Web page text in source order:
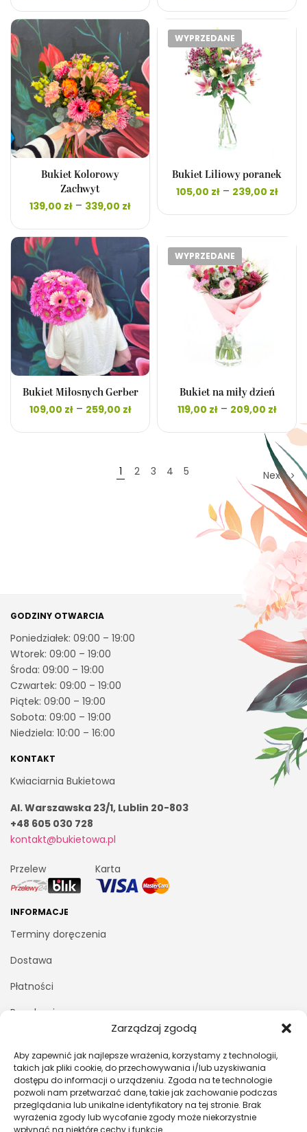
Zarządzaj zgodą
Aby zapewnić jak najlepsze wrażenia, korzystamy z technologii,
takich jak pliki cookie, do przechowywania i/lub uzyskiwania
dostępu do informacji o urządzeniu. Zgoda na te technologie
pozwoli nam przetwarzać dane, takie jak zachowanie podczas
przeglądania lub unikalne identyfikatory na tej stronie. Brak
wyrażenia zgody lub wycofanie zgody może niekorzystnie
wpłynąć na niektóre cechy i funkcje.
129,00 zł
do
309,00 zł
Bukiet Kolorowy
Zachwyt
139,00 zł – 339,00 zł Zakres
cen: od
139,00 zł
do
339,00 zł
WYPRZEDANE
Bukiet Liliowy poranek
105,00 zł – 239,00 zł
Bukiet Miłosnych Gerber
109,00 zł – 259,00 zł
109,00 zł
WYPRZEDANE
Bukiet na miły dzień
119,00 zł – 209,00 zł
do
1 2 3 4 5 Next
GODZINY OTWARCIA
Poniedziałek: 09:00 – 19:00
Wtorek: 09:00 – 19:00
Środa: 09:00 – 19:00
Czwartek: 09:00 – 19:00
Piątek: 09:00 – 19:00
Sobota: 09:00 – 19:00
Niedziela: 10:00 – 16:00
KONTAKT
Kwiaciarnia Bukietowa
Al. Warszawska 23/1, Lublin 20-803
+48 605 030 728
kontakt@bukietowa.pl
Przelew Karta
INFORMACJE
Terminy doręczenia
Dostawa
Płatności
Regulamin
Kontakt z nami
MOJE KONTO
Logowanie/Rejestracja